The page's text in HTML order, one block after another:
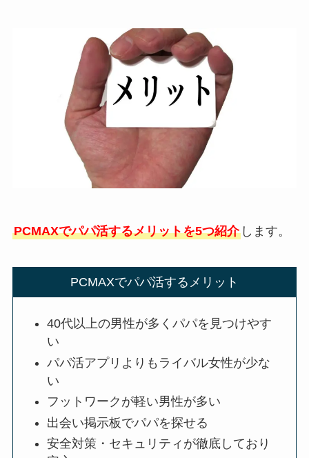
PCMAXでパパ活するメリットを5つ紹介します。
PCMAXでパパ活するメリット
40代以上の男性が多くパパを見つけやす
い
パパ活アプリよりもライバル女性が少な
い
フットワークが軽い男性が多い
出会い掲示板でパパを探せる
安全対策・セキュリティが徹底しており